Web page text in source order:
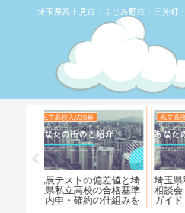
埼玉県富士見市・ふじみ野市・三芳町
お店の覆面取材
【トナリエふじみ野】ワ
ンダーステーキ🥩😋
お
【